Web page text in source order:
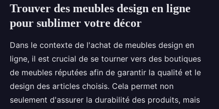
Trouver des meubles design en ligne
pour sublimer votre décor
Dans le contexte de l'achat de meubles design en
ligne, il est crucial de se tourner vers des boutiques
de meubles réputées afin de garantir la qualité et le
design des articles choisis. Cela permet non
seulement d'assurer la durabilité des produits, mais